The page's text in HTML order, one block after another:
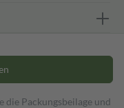
die Packungsbeilage und